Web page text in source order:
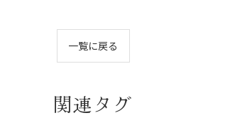
一覧に戻る
関連タグ